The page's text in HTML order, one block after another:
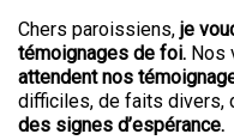
Chers paroissiens, je
témoignages de foi. Nos
attendent nos
difficiles, de faits divers,
des signes d’espérance.